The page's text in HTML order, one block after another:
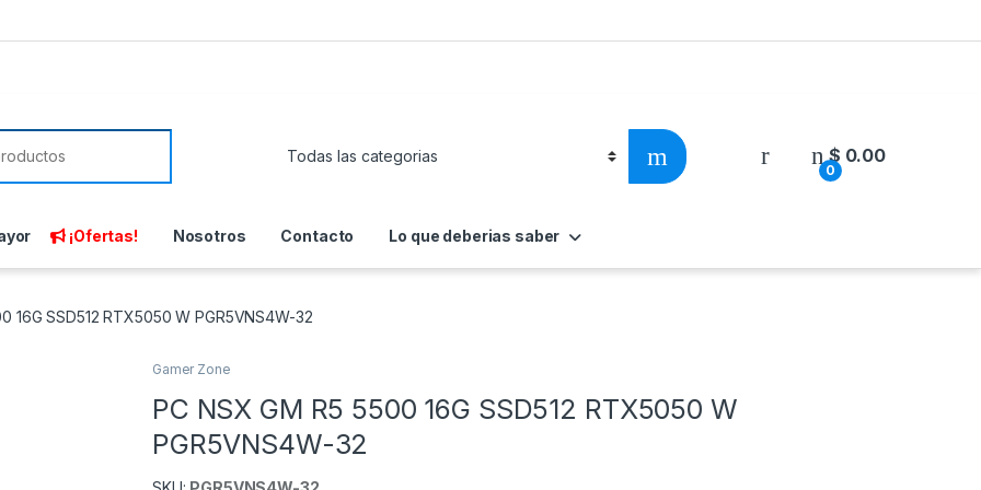
0
$ 0.00
¡Ofertas! Nosotros Contacto Lo que deberias saber
16G SSD512 RTX5050 W PGR5VNS4W-32
Gamer Zone
PC NSX GM R5 5500 16G SSD512 RTX5050 W
PGR5VNS4W-32